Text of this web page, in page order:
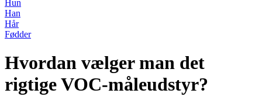
Hun
Han
Hår
Fødder
Hvordan vælger man det
rigtige VOC-måleudstyr?